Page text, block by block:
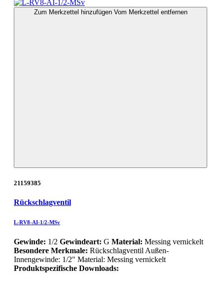
Zum Merkzettel hinzufügen Vom Merkzettel entfernen
21159385
Rückschlagventil
L-RV8-AI-1/2-MSv
Gewinde: 1/2 Gewindeart: G Material: Messing vernickelt
Besondere Merkmale: Rückschlagventil Außen-
Innengewinde: 1/2" Material: Messing vernickelt
Produktspezifische Downloads: